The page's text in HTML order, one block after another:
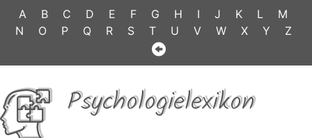
A B C D E F G H I J K L
M
N
O P Q R S T U V W X Y Z
Psychologielexikon